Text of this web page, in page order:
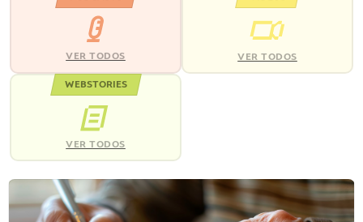
VER TODOS VER TODOS
WEBSTORIES
VER TODOS